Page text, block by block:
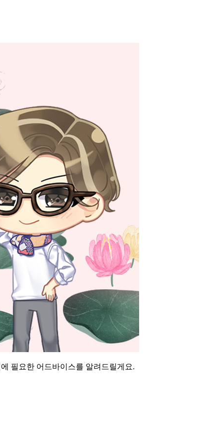
필요한 어드바이스를 알려드릴게요.